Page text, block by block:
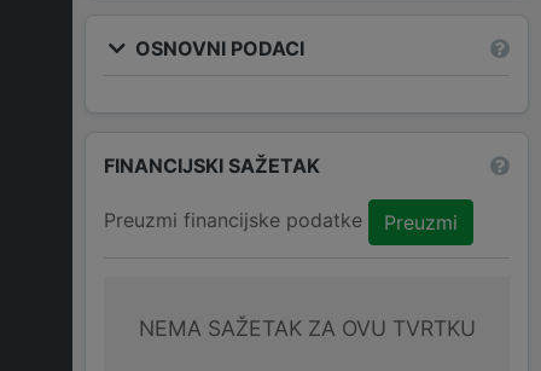
OSNOVNI PODACI
FINANCIJSKI SAŽETAK
Preuzmi financijske podatke Preuzmi
NEMA SAŽETAK ZA OVU TVRTKU